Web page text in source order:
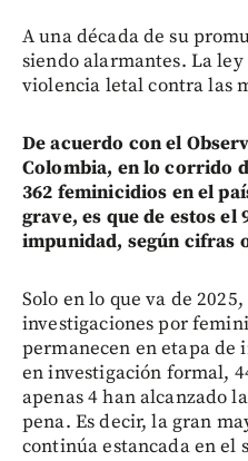
A una década de su
siendo alarmantes. La
violencia letal contra las
De acuerdo con el
Colombia, en lo corrido
362 feminicidios en el
grave, es que de estos el
impunidad, según cifras
Solo en lo que va de
investigaciones por
permanecen en etapa de
en investigación formal,
apenas 4 han alcanzado
pena. Es decir, la gran
continúa estancada en el